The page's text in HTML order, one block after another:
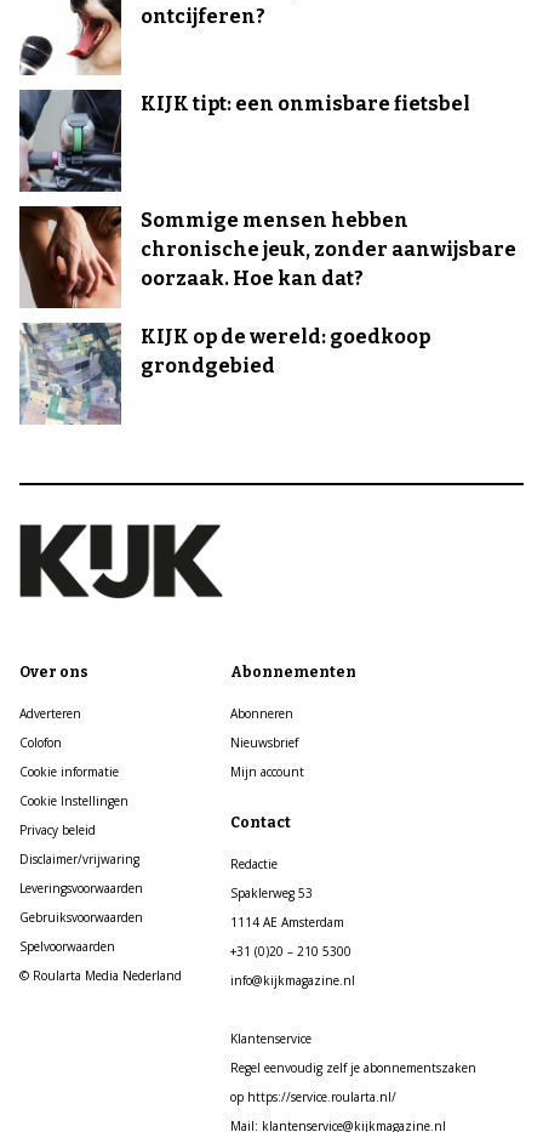
ontcijferen?
KIJK tipt: een onmisbare fietsbel
Sommige mensen hebben
chronische jeuk, zonder aanwijsbare
oorzaak. Hoe kan dat?
KIJK op de wereld: goedkoop
grondgebied
Over ons
Adverteren
Colofon
Cookie informatie
Cookie Instellingen
Privacy beleid
Disclaimer/vrijwaring
Leveringsvoorwaarden
Gebruiksvoorwaarden
Spelvoorwaarden
© Roularta Media Nederland
Abonnementen
Abonneren
Nieuwsbrief
Mijn account
Contact
Redactie
Spaklerweg 53
1114 AE Amsterdam
+31 (0)20 – 210 5300
info@kijkmagazine.nl
Klantenservice
Regel eenvoudig zelf je abonnementszaken
op https://service.roularta.nl/
Mail: klantenservice@kijkmagazine.nl